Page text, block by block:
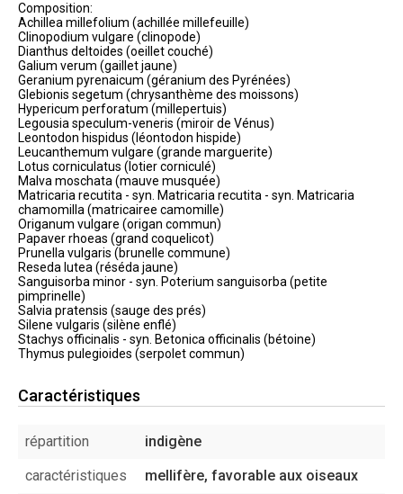
Composition:
Achillea millefolium (achillée millefeuille)
Clinopodium vulgare (clinopode)
Dianthus deltoides (oeillet couché)
Galium verum (gaillet jaune)
Geranium pyrenaicum (géranium des Pyrénées)
Glebionis segetum (chrysanthème des moissons)
Hypericum perforatum (millepertuis)
Legousia speculum-veneris (miroir de Vénus)
Leontodon hispidus (léontodon hispide)
Leucanthemum vulgare (grande marguerite)
Lotus corniculatus (lotier corniculé)
Malva moschata (mauve musquée)
Matricaria recutita - syn. Matricaria recutita - syn. Matricaria
chamomilla (matricairee camomille)
Origanum vulgare (origan commun)
Papaver rhoeas (grand coquelicot)
Prunella vulgaris (brunelle commune)
Reseda lutea (réséda jaune)
Sanguisorba minor - syn. Poterium sanguisorba (petite
pimprinelle)
Salvia pratensis (sauge des prés)
Silene vulgaris (silène enflé)
Stachys officinalis - syn. Betonica officinalis (bétoine)
Thymus pulegioides (serpolet commun)
Caractéristiques
répartition
indigène
caractéristiques
mellifère, favorable aux oiseaux